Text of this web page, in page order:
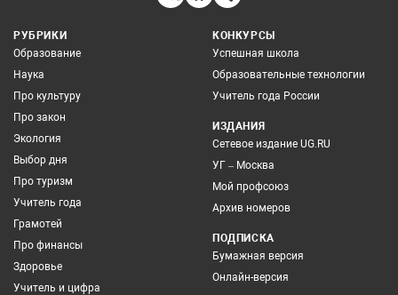
РУБРИКИ
Образование
Наука
Про культуру
Про закон
Экология
Выбор дня
Про туризм
Учитель года
Грамотей
Про финансы
Здоровье
Учитель и цифра
КОНКУРСЫ
Успешная школа
Образовательные технологии
Учитель года России
ИЗДАНИЯ
Сетевое издание UG.RU
УГ – Москва
Мой профсоюз
Архив номеров
ПОДПИСКА
Бумажная версия
Онлайн-версия